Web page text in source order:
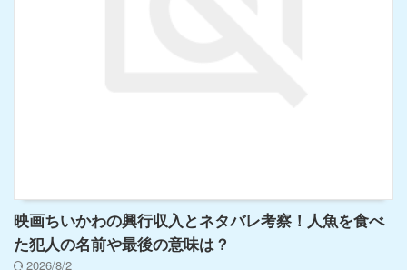
映画ちいかわの興行収入とネタバレ考察！人魚を食べ
た犯人の名前や最後の意味は？
2026/8/2